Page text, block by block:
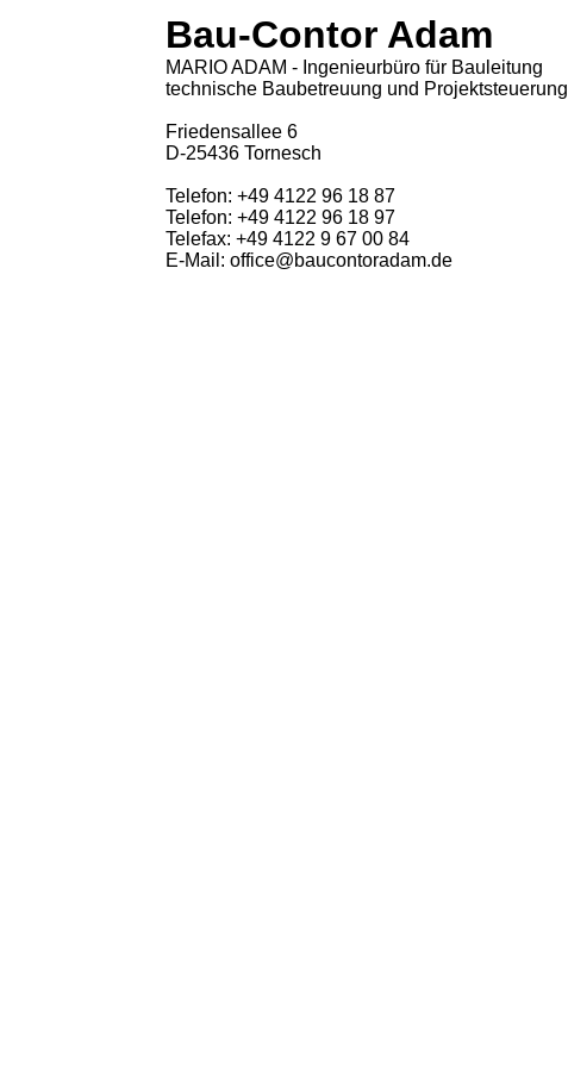
Bau-Contor Adam
MARIO ADAM - Ingenieurbüro für Bauleitung
technische Baubetreuung und Projektsteuerung
Friedensallee 6
D-25436 Tornesch
Telefon: +49 4122 96 18 87
Telefon: +49 4122 96 18 97
Telefax: +49 4122 9 67 00 84
E-Mail: office@baucontoradam.de